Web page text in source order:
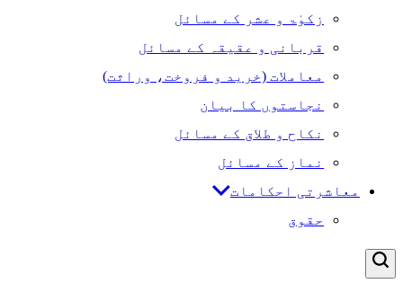
زکوٰۃ و عشر کے مسائل
قربانی و عقیقہ کے مسائل
معاملات (خرید و فروخت، وراثت)
نجاستوں کا بیان
نکاح و طلاق کے مسائل
نماز کے مسائل
معاشرتی احکامات
حقوق